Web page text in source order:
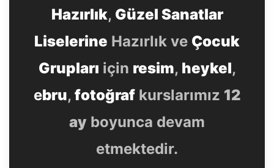
Hazırlık, Güzel Sanatlar
Liselerine Hazırlık ve Çocuk
Grupları için resim, heykel,
ebru, fotoğrafkurslarımız 12
ay boyunca devam
etmektedir.